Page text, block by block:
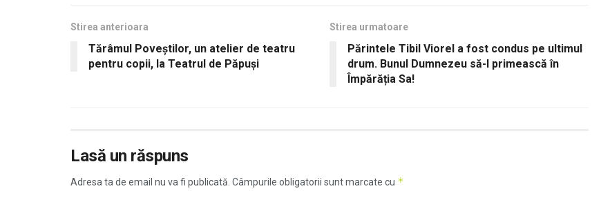
Stirea anterioara
Tărâmul Poveștilor, un atelier de teatru
pentru copii, la Teatrul de Păpuși
Stirea urmatoare
Părintele Tibil Viorel a fost condus pe ultimul
drum. Bunul Dumnezeu să-l primească în
Împărăția Sa!
Lasă un răspuns
Adresa ta de email nu va fi publicată. Câmpurile obligatorii sunt marcate cu *